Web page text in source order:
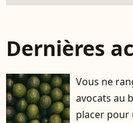
Dernières
Vous ne
avocats au
placer pour